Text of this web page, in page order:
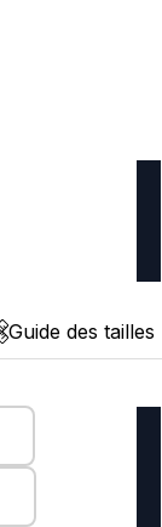
Guide des tailles